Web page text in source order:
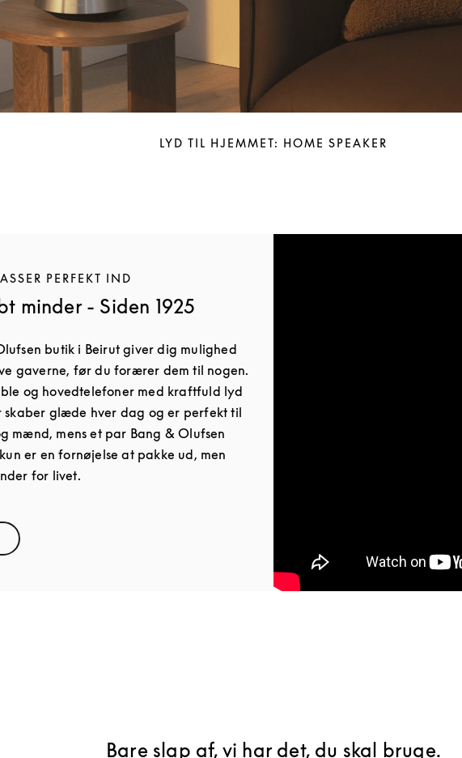
LYD TIL HJEMMET: HOME SPEAKER
PERFEKT IND
minder - Siden 1925
butik i Beirut giver dig mulighed
gaverne, før du forærer dem til nogen.
og hovedtelefoner med kraftfuld lyd
skaber glæde hver dag og er perfekt til
mænd, mens et par Bang & Olufsen
er en fornøjelse at pakke ud, men
for livet.
in New Tab
Bare slap af, vi har det, du skal bruge.